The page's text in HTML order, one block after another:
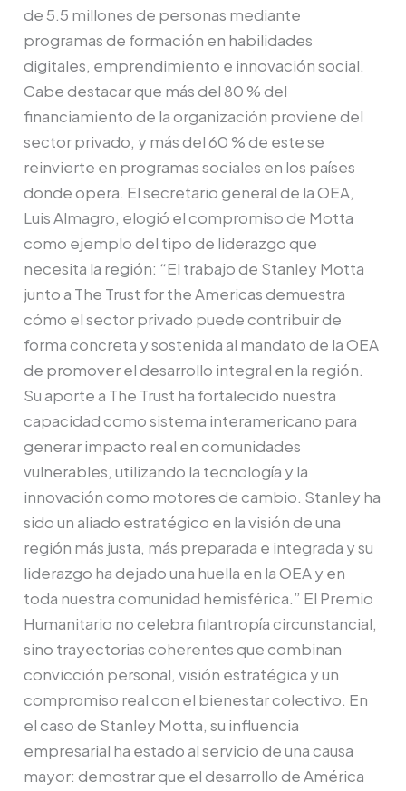
de 5.5 millones de personas mediante
programas de formación en habilidades
digitales, emprendimiento e innovación social.
Cabe destacar que más del 80 % del
financiamiento de la organización proviene del
sector privado, y más del 60 % de este se
reinvierte en programas sociales en los países
donde opera. El secretario general de la OEA,
Luis Almagro, elogió el compromiso de Motta
como ejemplo del tipo de liderazgo que
necesita la región: “El trabajo de Stanley Motta
junto a The Trust for the Americas demuestra
cómo el sector privado puede contribuir de
forma concreta y sostenida al mandato de la OEA
de promover el desarrollo integral en la región.
Su aporte a The Trust ha fortalecido nuestra
capacidad como sistema interamericano para
generar impacto real en comunidades
vulnerables, utilizando la tecnología y la
innovación como motores de cambio. Stanley ha
sido un aliado estratégico en la visión de una
región más justa, más preparada e integrada y su
liderazgo ha dejado una huella en la OEA y en
toda nuestra comunidad hemisférica.” El Premio
Humanitario no celebra filantropía circunstancial,
sino trayectorias coherentes que combinan
convicción personal, visión estratégica y un
compromiso real con el bienestar colectivo. En
el caso de Stanley Motta, su influencia
empresarial ha estado al servicio de una causa
mayor: demostrar que el desarrollo de América